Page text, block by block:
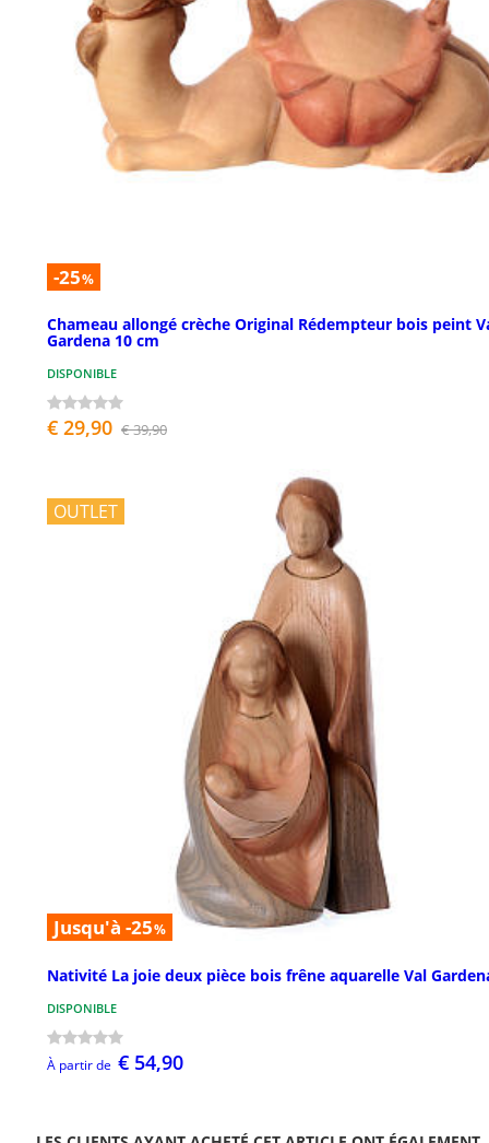
-25%
Chameau allongé crèche Original Rédempteur bois peint
Gardena 10 cm
DISPONIBLE
€ 29,90 € 39,90
OUTLET
Jusqu'à -25%
Nativité La joie deux pièce bois frêne aquarelle Val
DISPONIBLE
À partir de € 54,90